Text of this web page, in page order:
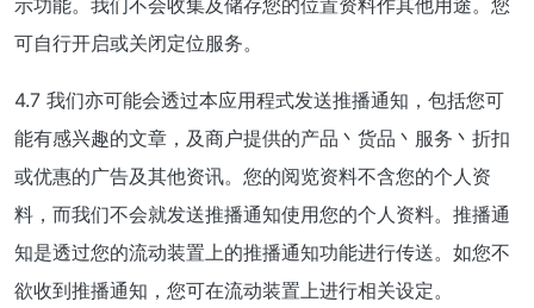
示功能。我们不会收集及储存您的位置资料作其他用途。您
可自行开启或关闭定位服务。
4.7 我们亦可能会透过本应用程式发送推播通知，包括您可
能有感兴趣的文章，及商户提供的产品丶货品丶服务丶折扣
或优惠的广告及其他资讯。您的阅览资料不含您的个人资
料，而我们不会就发送推播通知使用您的个人资料。推播通
知是透过您的流动装置上的推播通知功能进行传送。如您不
欲收到推播通知，您可在流动装置上进行相关设定。